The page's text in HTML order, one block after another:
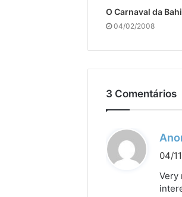
O Carnaval da
04/02/2008
3 Comentários
04/
Very